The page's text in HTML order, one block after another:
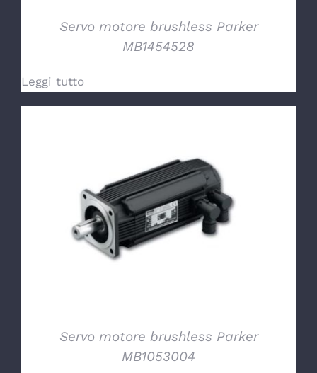
Servo motore brushless Parker
MB1454528
Leggi tutto
DETTAGLI
Servo motore brushless Parker
MB1053004